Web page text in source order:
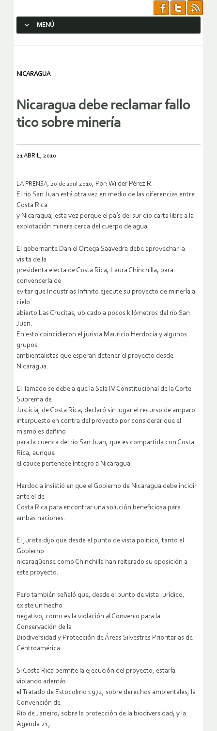
MENÚ
NICARAGUA
Nicaragua debe reclamar fallo
tico sobre minería
21 ABRIL, 2010
LA PRENSA, 20 de abril 2010, Por: Wilder Pérez R.
El río San Juan está otra vez en medio de las diferencias entre
Costa Rica
y Nicaragua, esta vez porque el país del sur dio carta libre a la
explotación minera cerca del cuerpo de agua.
El gobernante Daniel Ortega Saavedra debe aprovechar la
visita de la
presidenta electa de Costa Rica, Laura Chinchilla, para
convencerla de
evitar que Industrias Infinito ejecute su proyecto de minería a
cielo
abierto Las Crucitas, ubicado a pocos kilómetros del río San
Juan.
En esto coincidieron el jurista Mauricio Herdocia y algunos
grupos
ambientalistas que esperan detener el proyecto desde
Nicaragua.
El llamado se debe a que la Sala IV Constitucional de la Corte
Suprema de
Justicia, de Costa Rica, declaró sin lugar el recurso de amparo
interpuesto en contra del proyecto por considerar que el
mismo es dañino
para la cuenca del río San Juan, que es compartida con Costa
Rica, aunque
el cauce pertenece íntegro a Nicaragua.
Herdocia insistió en que el Gobierno de Nicaragua debe incidir
ante el de
Costa Rica para encontrar una solución beneficiosa para
ambas naciones.
El jurista dijo que desde el punto de vista político, tanto el
Gobierno
nicaragüense como Chinchilla han reiterado su oposición a
este proyecto.
Pero también señaló que, desde el punto de vista jurídico,
existe un hecho
negativo, como es la violación al Convenio para la
Conservación de la
Biodiversidad y Protección de Áreas Silvestres Prioritarias de
Centroamérica.
Si Costa Rica permite la ejecución del proyecto, estaría
violando además
el Tratado de Estocolmo 1972, sobre derechos ambientales; la
Convención de
Río de Janeiro, sobre la protección de la biodiversidad; y la
Agenda 21,